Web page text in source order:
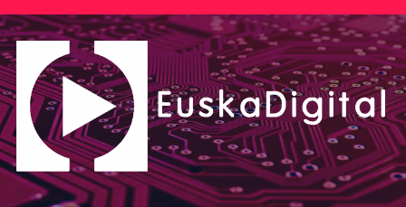
Saltar
al
contenido